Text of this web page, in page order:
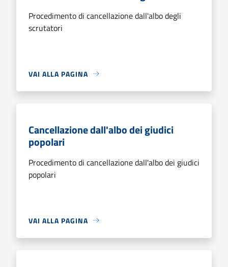
Procedimento di cancellazione dall'albo degli
scrutatori
VAI ALLA PAGINA
Cancellazione dall'albo dei giudici
popolari
Procedimento di cancellazione dall'albo dei giudici
popolari
VAI ALLA PAGINA